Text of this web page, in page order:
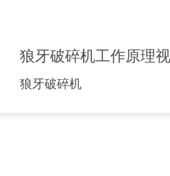
狼牙破碎机工作原理
狼牙破碎机